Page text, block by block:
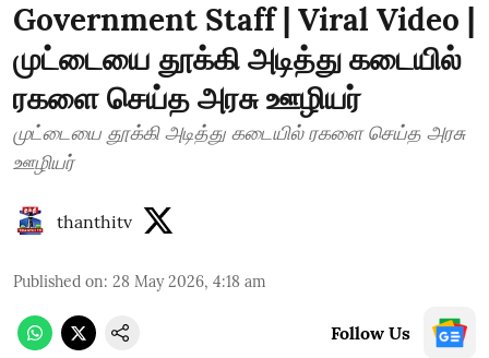
Government Staff | Viral Video |
முட்டையை தூக்கி அடித்து கடையில்
ரகளை செய்த அரசு ஊழியர்
முட்டையை தூக்கி அடித்து கடையில் ரகளை செய்த அரசு
ஊழியர்
thanthitv
Published on: 28 May 2026, 4:18 am
Follow Us